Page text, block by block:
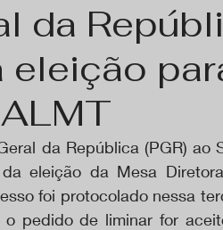
da
eleição
da República (PGR) ao
eleição da Mesa
foi protocolado nessa
pedido de liminar for